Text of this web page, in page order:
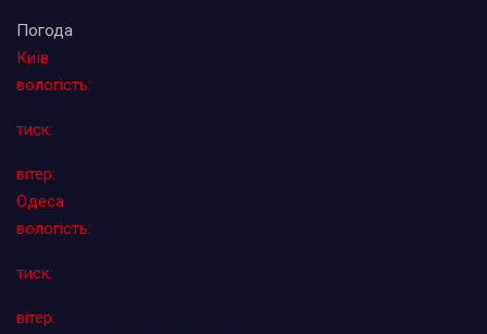
Погода
Київ
вологість:
тиск:
вітер:
Одеса
вологість:
тиск:
вітер: